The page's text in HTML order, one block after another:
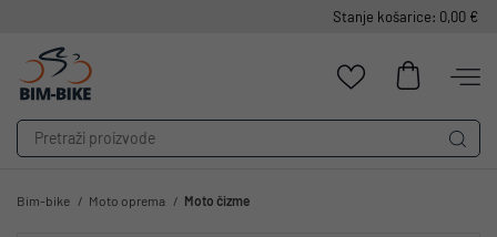
Stanje košarice: 0,00 €
Bim-bike Moto oprema Moto čizme